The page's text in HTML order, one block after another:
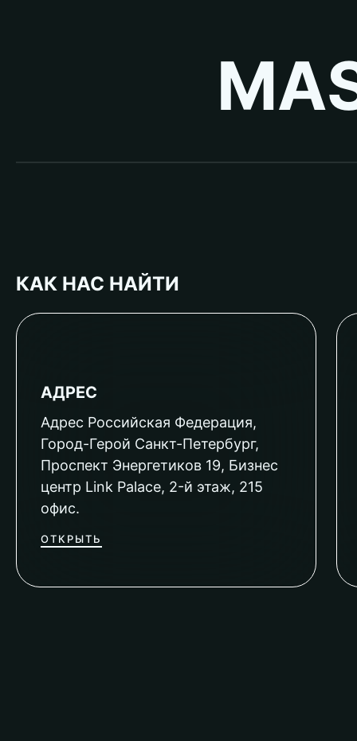
КАК НАС НАЙТИ
АДРЕС
Адрес Российская Федерация,
Город-Герой Санкт-Петербург,
Проспект Энергетиков 19, Бизнес
центр Link Palace, 2-й этаж, 215
офис.
ОТКРЫТЬ